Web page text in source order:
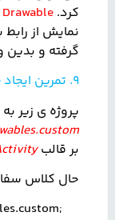
کرد. Drawable
نمایش از رابط
گرفته و بدین
9. تمرین ایجاد
پروژه ی زیر به
بر قالب
حال کلاس